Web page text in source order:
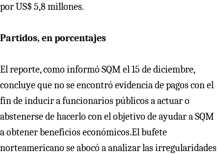
por US$ 5,8 millones.
Partidos, en porcentajes
El reporte, como informó SQM el 15 de diciembre,
concluye que no se encontró evidencia de pagos con el
fin de inducir a funcionarios públicos a actuar o
abstenerse de hacerlo con el objetivo de ayudar a SQM
a obtener beneficios económicos.El bufete
norteamericano se abocó a analizar las irregularidades